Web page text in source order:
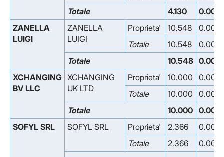
Totale
4.130
0.000
ZANELLA
LUIGI
ZANELLA
LUIGI
Proprieta' 10.548
0.000
Totale
10.548
0.000
Totale
10.548 0.000
XCHANGING
BV LLC
XCHANGING
UK LTD
Proprieta' 10.000
0.000
Totale
10.000
0.000
Totale
10.000 0.000
SOFYL SRL
SOFYL SRL Proprieta' 2.366
0.000
Totale
2.366
0.000